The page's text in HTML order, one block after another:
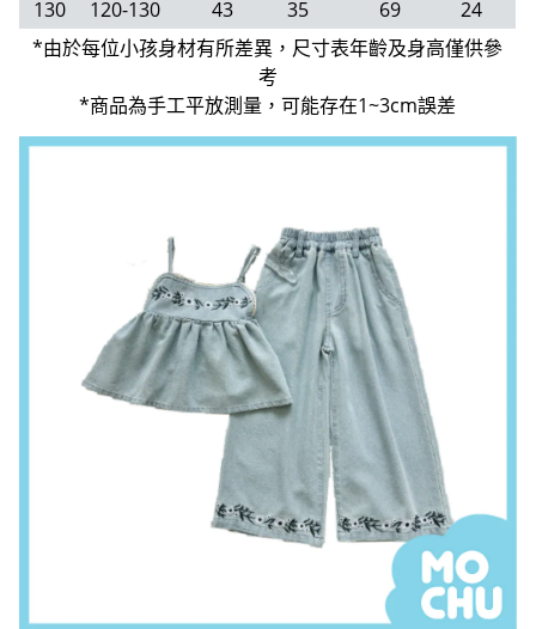
130
120-130 43 35 69
24
*由於每位小孩身材有所差異，尺寸表年齡及身高僅供參
考
*商品為手工平放測量，可能存在1~3cm誤差